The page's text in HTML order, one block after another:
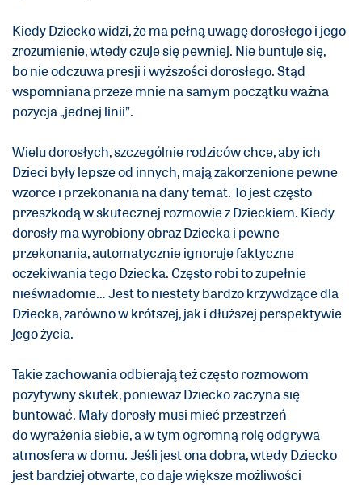
Kiedy Dziecko widzi, że ma pełną uwagę dorosłego i jego
zrozumienie, wtedy czuje się pewniej. Nie buntuje się,
bo nie odczuwa presji i wyższości dorosłego. Stąd
wspomniana przeze mnie na samym początku ważna
pozycja „jednej linii”.
Wielu dorosłych, szczególnie rodziców chce, aby ich
Dzieci były lepsze od innych, mają zakorzenione pewne
wzorce i przekonania na dany temat. To jest często
przeszkodą w skutecznej rozmowie z Dzieckiem. Kiedy
dorosły ma wyrobiony obraz Dziecka i pewne
przekonania, automatycznie ignoruje faktyczne
oczekiwania tego Dziecka. Często robi to zupełnie
nieświadomie… Jest to niestety bardzo krzywdzące dla
Dziecka, zarówno w krótszej, jak i dłuższej perspektywie
jego życia.
Takie zachowania odbierają też często rozmowom
pozytywny skutek, ponieważ Dziecko zaczyna się
buntować. Mały dorosły musi mieć przestrzeń
do wyrażenia siebie, a w tym ogromną rolę odgrywa
atmosfera w domu. Jeśli jest ona dobra, wtedy Dziecko
jest bardziej otwarte, co daje większe możliwości